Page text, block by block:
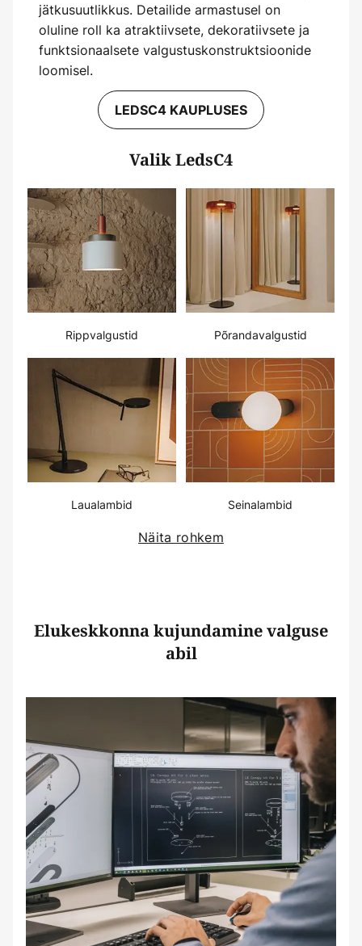
jätkusuutlikkus. Detailide armastusel on
oluline roll ka atraktiivsete, dekoratiivsete ja
funktsionaalsete valgustuskonstruktsioonide
loomisel.
LEDSC4 KAUPLUSES
Valik LedsC4
Rippvalgustid Põrandavalgustid
Laualambid Seinalambid
Näita rohkem
Elukeskkonna kujundamine valguse
abil